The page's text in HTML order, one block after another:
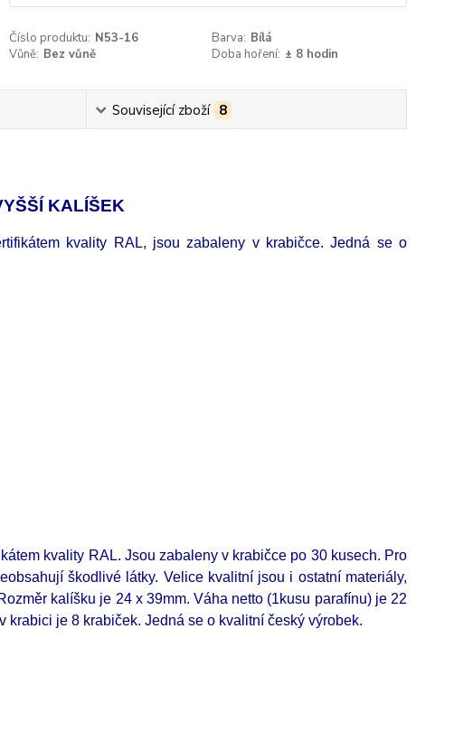
Číslo produktu: N53-16 Barva: Bílá
Vůně: Bez vůně Doba hoření: ± 8 hodin
Související zboží 8
KALÍŠEK
kvality RAL, jsou zabaleny v krabičce. Jedná se o
kvality RAL. Jsou zabaleny v krabičce po 30 kusech. Pro
škodlivé látky. Velice kvalitní jsou i ostatní materiály,
kalíšku je 24 x 39mm.Váha netto (1kusu parafínu) je 22
je 8 krabiček. Jedná se o kvalitní český výrobek.